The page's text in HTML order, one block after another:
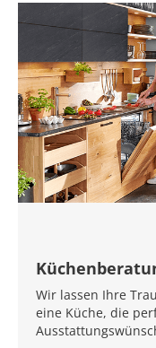
Wir lassen Ihre
eine Küche, die